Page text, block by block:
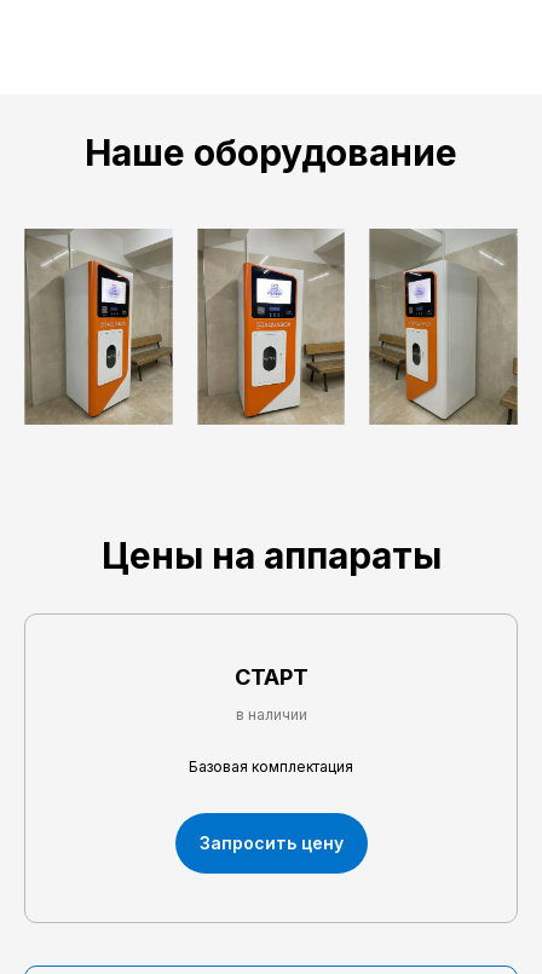
Наше оборудование
Цены на аппараты
СТАРТ
в наличии
Базовая комплектация
Запросить цену